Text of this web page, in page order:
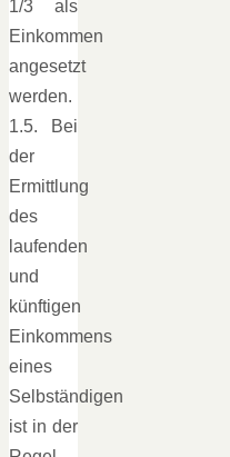
1/3 als
Einkommen
angesetzt
werden.
1.5. Bei
der
Ermittlung
des
laufenden
und
künftigen
Einkommens
eines
Selbständigen
ist in der